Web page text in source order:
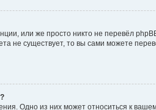
или же просто никто не перевёл
не существует, то вы сами можете
Одно из них может относиться к